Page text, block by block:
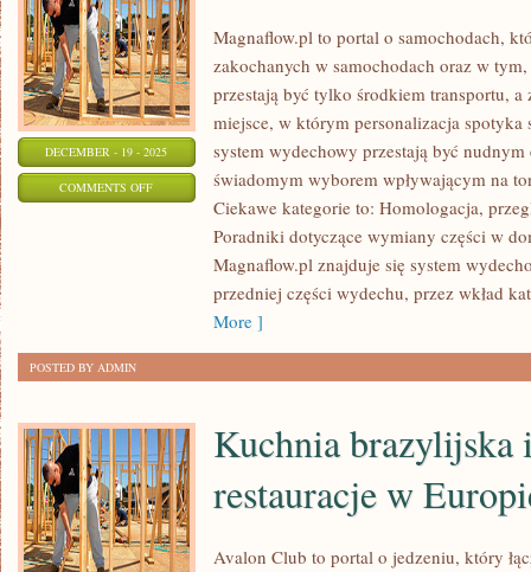
DECEMBER - 19 - 2025
COMMENTS OFFON
Magnaflow.pl to portal o samochodach,
zakochanych w samochodach oraz w
przestają być tylko środkiem transportu, a
miejsce, w którym personalizacja
system wydechowy przestają być
świadomym wyborem wpływającym na
Ciekawe kategorie to: Homologacja,
Poradniki dotyczące wymiany części w
Magnaflow.pl znajduje się system
przedniej części wydechu, przez wkład
More ]
POSTED BY ADMIN
Kuchnia brazylijska
restauracje w
Avalon Club to portal o jedzeniu, który